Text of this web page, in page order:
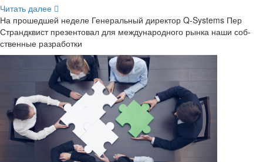
Чи­тать далее
На про­шед­шей неде­ле Ге­не­раль­ный ди­рек­тор Q-​Systems Пер
Странд­к­вист пре­зен­то­вал для меж­ду­на­род­но­го рынка наши соб­
ствен­ные раз­ра­бот­ки